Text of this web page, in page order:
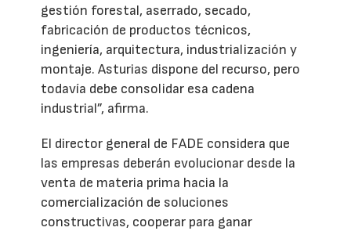
gestión forestal, aserrado, secado,
fabricación de productos técnicos,
ingeniería, arquitectura, industrialización y
montaje. Asturias dispone del recurso, pero
todavía debe consolidar esa cadena
industrial”, afirma.
El director general de FADE considera que
las empresas deberán evolucionar desde la
venta de materia prima hacia la
comercialización de soluciones
constructivas, cooperar para ganar